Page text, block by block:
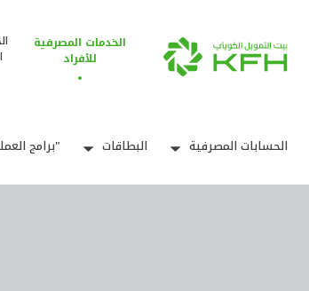
الخدمات المصرفية
للأفراد
الحسابات المصرفية البطاقات "برامج